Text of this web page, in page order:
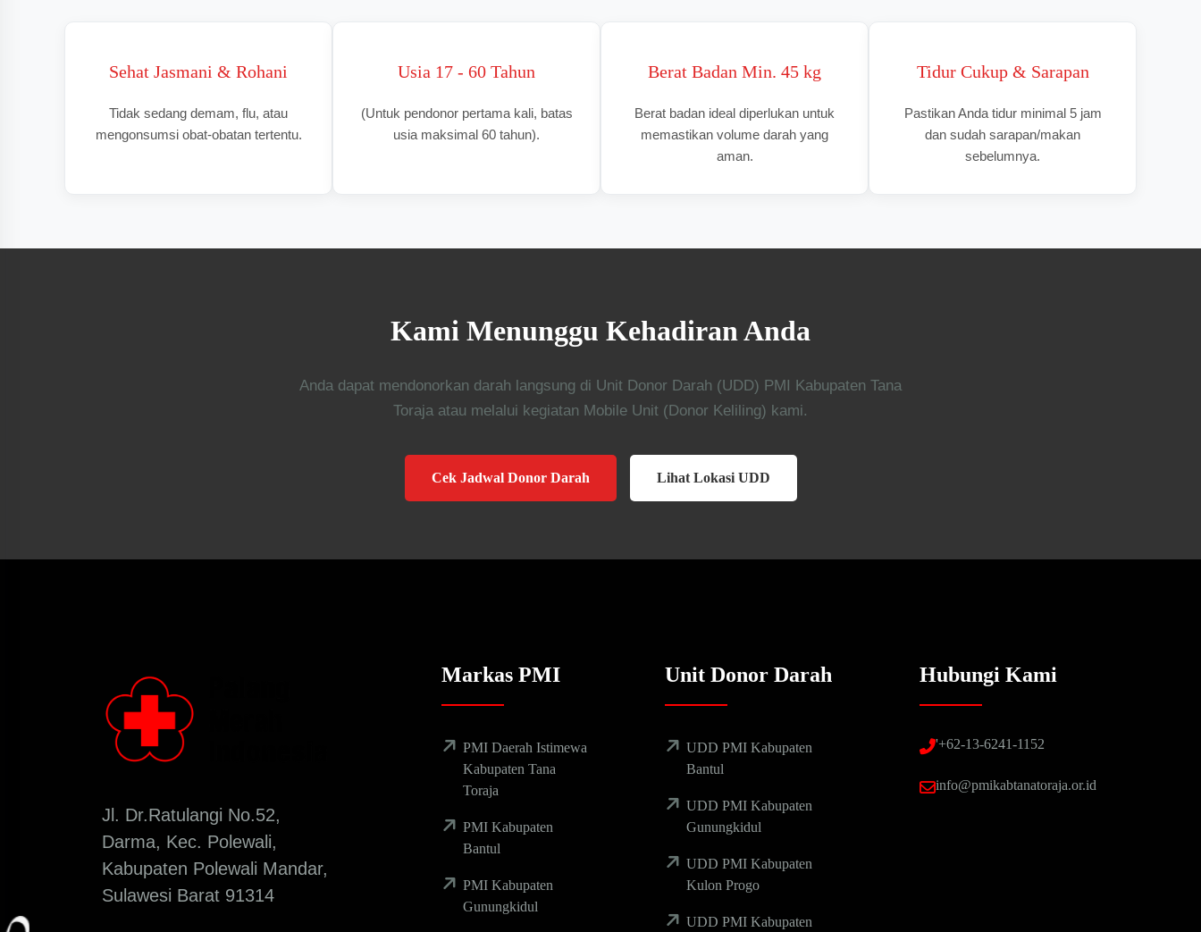
Sehat Jasmani & Rohani
Tidak sedang demam, flu, atau
mengonsumsi obat-obatan tertentu.
Usia 17 - 60 Tahun
(Untuk pendonor pertama kali, batas
usia maksimal 60 tahun).
Berat Badan Min. 45 kg
Berat badan ideal diperlukan untuk
memastikan volume darah yang
aman.
Tidur Cukup & Sarapan
Pastikan Anda tidur minimal 5 jam
dan sudah sarapan/makan
sebelumnya.
Kami Menunggu Kehadiran Anda
Anda dapat mendonorkan darah langsung di Unit Donor Darah (UDD) PMI Kabupaten Tana
Toraja atau melalui kegiatan Mobile Unit (Donor Keliling) kami.
Cek Jadwal Donor Darah Lihat Lokasi UDD
Jl. Dr.Ratulangi No.52,
Darma, Kec. Polewali,
Kabupaten Polewali Mandar,
Sulawesi Barat 91314
Markas PMI
PMI Daerah Istimewa
Kabupaten Tana
Toraja
PMI Kabupaten
Bantul
PMI Kabupaten
Gunungkidul
Unit Donor Darah
UDD PMI Kabupaten
Bantul
UDD PMI Kabupaten
Gunungkidul
UDD PMI Kabupaten
Kulon Progo
UDD PMI Kabupaten
Hubungi Kami
'+62-13-6241-1152
info@pmikabtanatoraja.or.id